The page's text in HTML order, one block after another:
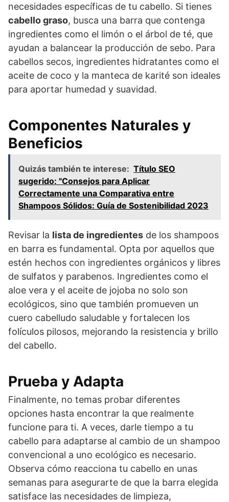
necesidades específicas de tu cabello. Si tienes
cabello graso, busca una barra que contenga
ingredientes como el limón o el árbol de té, que
ayudan a balancear la producción de sebo. Para
cabellos secos, ingredientes hidratantes como el
aceite de coco y la manteca de karité son ideales
para aportar humedad y suavidad.
Componentes Naturales y
Beneficios
Quizás también te interese: Título SEO
sugerido: "Consejos para Aplicar
Correctamente una Comparativa entre
Shampoos Sólidos: Guía de Sostenibilidad 2023
Revisar la lista de ingredientes de los shampoos
en barra es fundamental. Opta por aquellos que
estén hechos con ingredientes orgánicos y libres
de sulfatos y parabenos. Ingredientes como el
aloe vera y el aceite de jojoba no solo son
ecológicos, sino que también promueven un
cuero cabelludo saludable y fortalecen los
folículos pilosos, mejorando la resistencia y brillo
del cabello.
Prueba y Adapta
Finalmente, no temas probar diferentes
opciones hasta encontrar la que realmente
funcione para ti. A veces, darle tiempo a tu
cabello para adaptarse al cambio de un shampoo
convencional a uno ecológico es necesario.
Observa cómo reacciona tu cabello en unas
semanas para asegurarte de que la barra elegida
satisface las necesidades de limpieza,